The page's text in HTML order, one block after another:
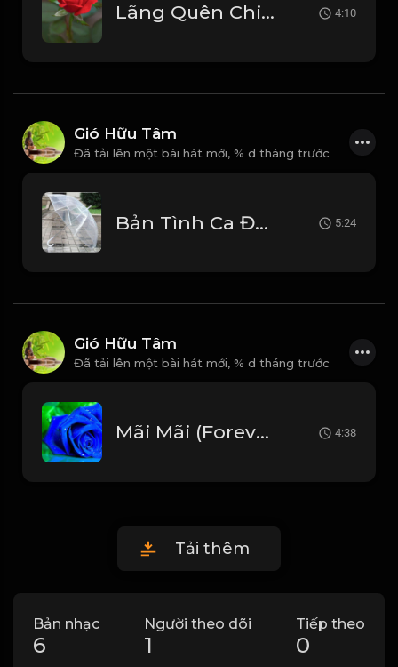
Lãng Quên Chiều Thu (Tui Hát) 周華健_1767946641396 4:10
Gió Hữu Tâm
Đã tải lên một bài hát mới, % d tháng trước
Bản Tình Ca Đầu Tiên - Duy Khoa Beat Gốc_1767095231357 5:24
Gió Hữu Tâm
Đã tải lên một bài hát mới, % d tháng trước
Mãi Mãi (Forever) 영원히사랑해 - Lam Trường (안재욱) Beat Chuẩn_1766654396787 4:38
Tải thêm
Bản nhạc
6
Người theo dõi
1
Tiếp theo
0